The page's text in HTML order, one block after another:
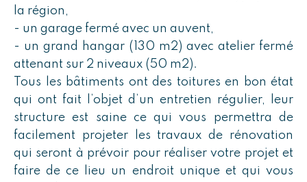
la région,
- un garage fermé avec un auvent,
- un grand hangar (130 m2) avec atelier fermé
attenant sur 2 niveaux (50 m2).
Tous les bâtiments ont des toitures en bon état
qui ont fait l’objet d’un entretien régulier, leur
structure est saine ce qui vous permettra de
facilement projeter les travaux de rénovation
qui seront à prévoir pour réaliser votre projet et
faire de ce lieu un endroit unique et qui vous